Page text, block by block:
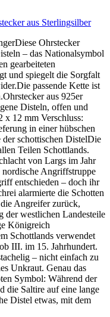
aus Sterlingsilber
Ohrstecker
– das Nationalsymbol
gearbeiteten
und spiegelt die Sorgfalt
passende Kette ist
aus 925er
Disteln, offen und
x 12 mm Verschluss:
in einer hübschen
schottischen DistelDie
Teilen Schottlands.
von Largs im Jahr
nordische Angriffstruppe
entschieden – doch ihr
alarmierte die Schotten
Angreifer zurück,
der westlichen Landesteile
Königreich
Schottlands verwendet
III. im 15. Jahrhundert.
– nicht einfach zu
Unkraut. Genau das
Symbol: Während der
die Saltire auf eine lange
Distel etwas, mit dem